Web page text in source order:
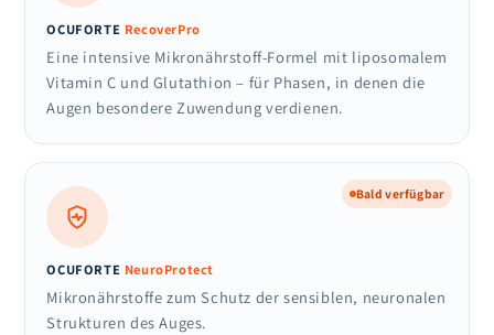
OCUFORTE RecoverPro
Eine intensive Mikronährstoff-Formel mit liposomalem
Vitamin C und Glutathion – für Phasen, in denen die
Augen besondere Zuwendung verdienen.
Bald verfügbar
OCUFORTE NeuroProtect
Mikronährstoffe zum Schutz der sensiblen, neuronalen
Strukturen des Auges.